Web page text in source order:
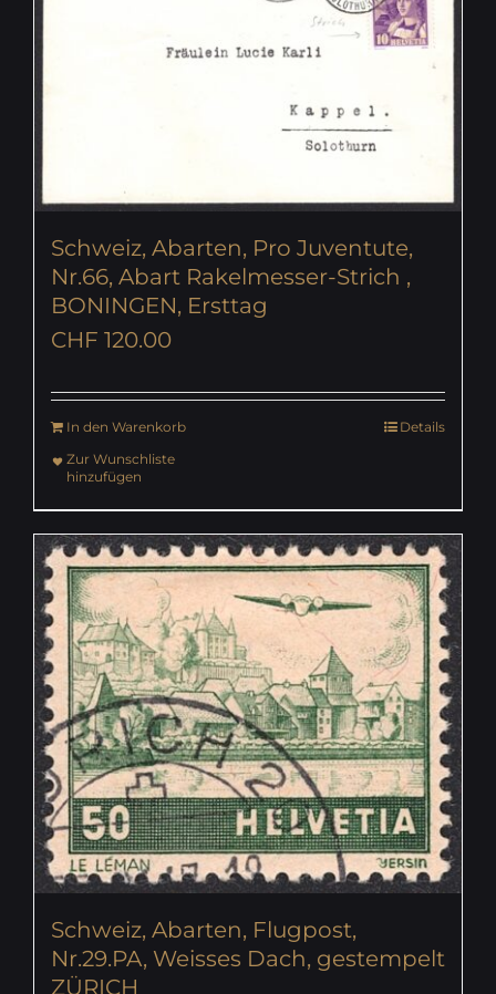
Schweiz, Abarten, Pro Juventute,
Nr.66, Abart Rakelmesser-Strich ,
BONINGEN, Ersttag
CHF 120.00
In den Warenkorb
Details
Zur Wunschliste
hinzufügen
Schweiz, Abarten, Flugpost,
Nr.29.PA, Weisses Dach, gestempelt
ZÜRICH